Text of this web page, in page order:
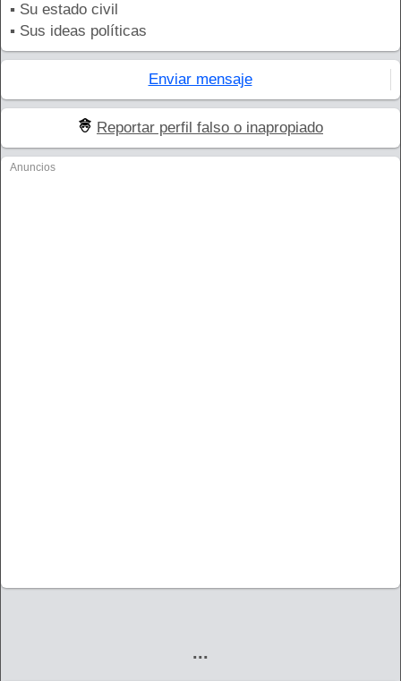
▪ Su estado civil
▪ Sus ideas políticas
Enviar mensaje
Reportar perfil falso o inapropiado
Anuncios
...